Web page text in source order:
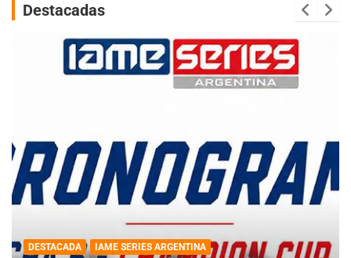
Destacadas
DESTACADA IAME SERIES ARGENTINA